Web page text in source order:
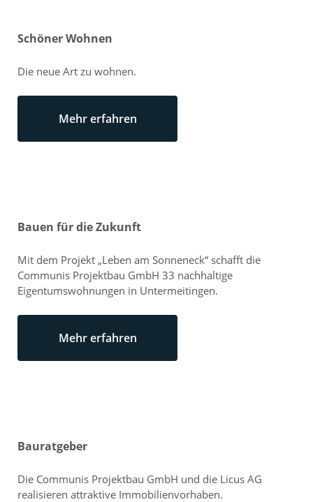
Schöner Wohnen
Die neue Art zu wohnen.
Mehr erfahren
Bauen für die Zukunft
Mit dem Projekt „Leben am Sonneneck“ schafft die
Communis Projektbau GmbH 33 nachhaltige
Eigentumswohnungen in Untermeitingen.
Mehr erfahren
Bauratgeber
Die Communis Projektbau GmbH und die Licus AG
realisieren attraktive Immobilienvorhaben.